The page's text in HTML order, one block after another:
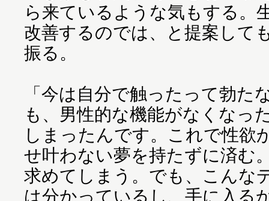
ら来ているような気もする。
改善するのでは、と提案して
振る。
「今は自分で触ったって勃た
も、男性的な機能がなくなっ
しまったんです。これで性欲
せ叶わない夢を持たずに済む
求めてしまう。でも、こんな
は分かっているし、手に入る